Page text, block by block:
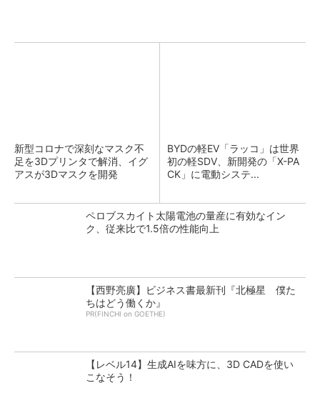
新型コロナで深刻なマスク不
足を3Dプリンタで解消、イグ
アスが3Dマスクを開発
BYDの軽EV「ラッコ」は世界
初の軽SDV、新開発の「X-PA
CK」に電動システ...
ペロブスカイト太陽電池の量産に有効なイン
ク、従来比で1.5倍の性能向上
【西野亮廣】ビジネス書最新刊『北極星 僕た
ちはどう働くか』
PR(FINCHI on GOETHE)
【レベル14】生成AIを味方に、3D CADを使い
こなそう！